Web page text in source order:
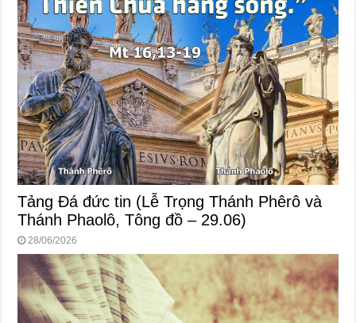
Tảng Đá đức tin (Lễ Trọng Thánh Phêrô và
Thánh Phaolô, Tông đồ – 29.06)
28/06/2026